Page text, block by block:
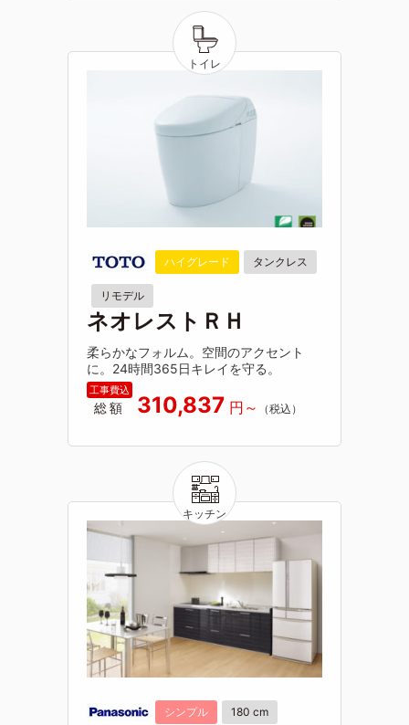
ハイグレード タンクレス
リモデル
ネオレストＲＨ
柔らかなフォルム。空間のアクセント
に。24時間365日キレイを守る。
総額 310,837
シンプル 180 cm